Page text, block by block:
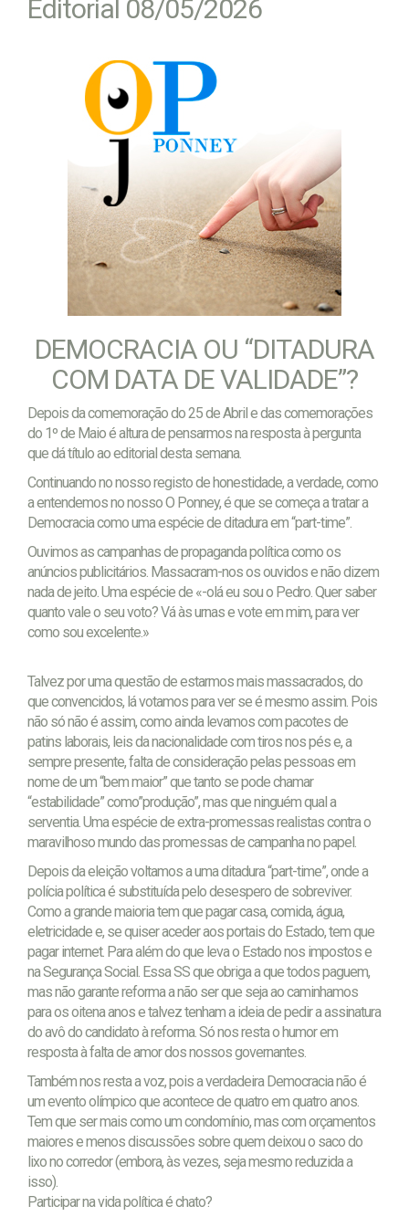
Editorial 08/05/2026
DEMOCRACIA OU “DITADURA
COM DATA DE VALIDADE”?
Depois da comemoração do 25 de Abril e das comemorações
do 1º de Maio é altura de pensarmos na resposta à pergunta
que dá título ao editorial desta semana.
Continuando no nosso registo de honestidade, a verdade, como
a entendemos no nosso O Ponney, é que se começa a tratar a
Democracia como uma espécie de ditadura em “part-time”.
Ouvimos as campanhas de propaganda política como os
anúncios publicitários. Massacram-nos os ouvidos e não dizem
nada de jeito. Uma espécie de «-olá eu sou o Pedro. Quer saber
quanto vale o seu voto? Vá às urnas e vote em mim, para ver
como sou excelente.»
Talvez por uma questão de estarmos mais massacrados, do
que convencidos, lá votamos para ver se é mesmo assim. Pois
não só não é assim, como ainda levamos com pacotes de
patins laborais, leis da nacionalidade com tiros nos pés e, a
sempre presente, falta de consideração pelas pessoas em
nome de um “bem maior” que tanto se pode chamar
“estabilidade” como”produção”, mas que ninguém qual a
serventia. Uma espécie de extra-promessas realistas contra o
maravilhoso mundo das promessas de campanha no papel.
Depois da eleição voltamos a uma ditadura “part-time”, onde a
polícia política é substituída pelo desespero de sobreviver.
Como a grande maioria tem que pagar casa, comida, água,
eletricidade e, se quiser aceder aos portais do Estado, tem que
pagar internet. Para além do que leva o Estado nos impostos e
na Segurança Social. Essa SS que obriga a que todos paguem,
mas não garante reforma a não ser que seja ao caminhamos
para os oitena anos e talvez tenham a ideia de pedir a assinatura
do avô do candidato à reforma. Só nos resta o humor em
resposta à falta de amor dos nossos governantes.
Também nos resta a voz, pois a verdadeira Democracia não é
um evento olímpico que acontece de quatro em quatro anos.
Tem que ser mais como um condomínio, mas com orçamentos
maiores e menos discussões sobre quem deixou o saco do
lixo no corredor (embora, às vezes, seja mesmo reduzida a
isso).
Participar na vida política é chato?